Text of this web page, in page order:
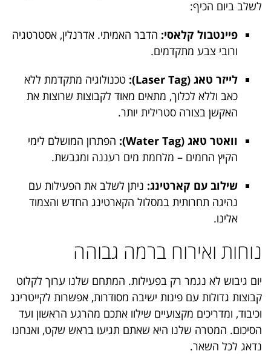
לשלב ביום הכיף:
פיינטבול קלאסי: הדבר האמיתי. אדרנלין, אסטרטגיה
ורובי צבע מתקדמים.
לייזר טאג (Laser Tag):
טכנולוגיה מתקדמת ללא
כאב וללא לכלוך, מתאים מאוד לקבוצות שרוצות את
האקשן בצורה סטרילית יותר.
וואטר טאג (Water Tag):
הפתרון המושלם לימי
הקיץ החמים – מלחמת מים רעננה ומגבשת.
שילוב עם קארטינג: ניתן לשלב את הפעילות עם
נהיגה תחרותית במסלול הקארטינג החדש והצמוד
אלינו.
נוחות ואירוח ברמה גבוהה
יום גיבוש לא נגמר רק בפעילות. המתחם שלנו ערוך לקלוט
קבוצות גדולות עם פינות ישיבה מסודרות, אפשרות לקייטרינג
וכיבוד, ומדריכים מקצועיים שילוו אתכם מהרגע הראשון ועד
הסיכום. המטרה שלנו היא שאתם תגיעו בראש שקט, ואנחנו
נדאג לכל השאר.